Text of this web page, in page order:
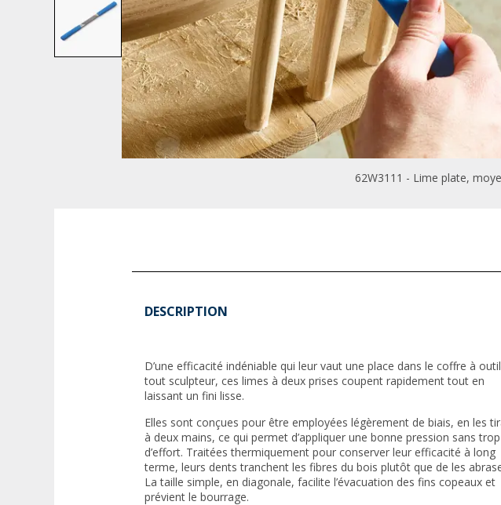
62W3111 - Lime plate,
DESCRIPTION
D’une efficacité indéniable qui leur vaut une place dans le coffre à
tout sculpteur, ces limes à deux prises coupent rapidement tout en
laissant un fini lisse.
Elles sont conçues pour être employées légèrement de biais, en les
à deux mains, ce qui permet d’appliquer une bonne pression sans trop
d’effort. Traitées thermiquement pour conserver leur efficacité à long
terme, leurs dents tranchent les fibres du bois plutôt que de les
La taille simple, en diagonale, facilite l’évacuation des fins copeaux et
prévient le bourrage.